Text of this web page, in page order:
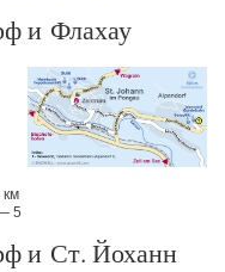
и Флахау
км
5
и Ст. Йоханн